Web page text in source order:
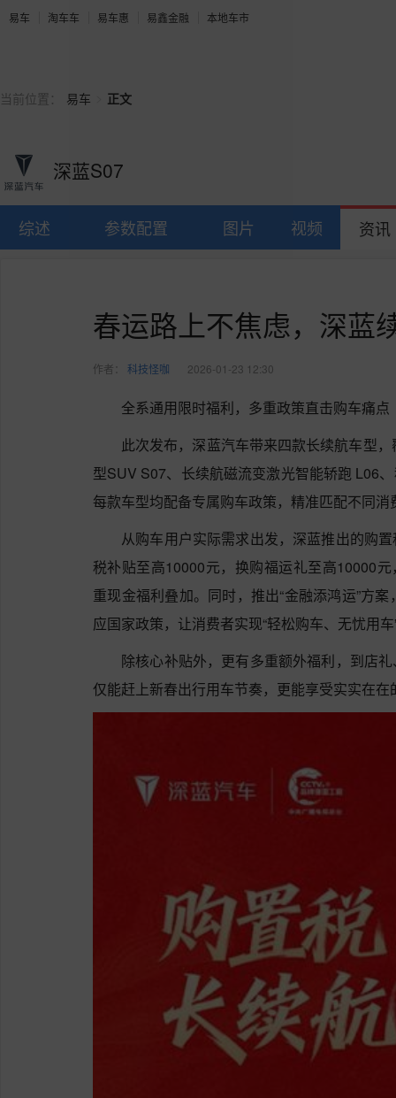
易车 淘车车 易车惠 易鑫金融 本地车市
当前位置： 易车 正文
深蓝S07
综述 参数配置 图片 视频 资讯
春运路上不焦虑，深蓝
作者： 科技怪咖 2026-01-23 12:30
全系通用限时福利，多重政策直击购车痛点
此次发布，深蓝汽车带来四款长续航车型
型SUV S07、长续航磁流变激光智能轿跑 L06
每款车型均配备专属购车政策，精准匹配不同消
从购车用户实际需求出发，深蓝推出的购
税补贴至高10000元，换购福运礼至高10000
重现金福利叠加。同时，推出“金融添鸿运”方
应国家政策，让消费者实现“轻松购车、无忧用车
除核心补贴外，更有多重额外福利，到店
仅能赶上新春出行用车节奏，更能享受实实在